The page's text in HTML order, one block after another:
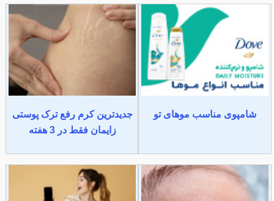
شامپوی مناسب موهای تو
جدیدترین کرم رفع ترک پوستی
زایمان فقط در 3 هفته